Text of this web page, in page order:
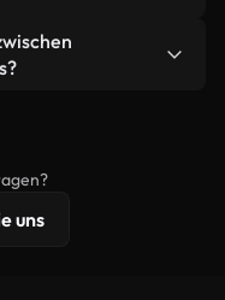
kürzen,
Achten Sie
uns